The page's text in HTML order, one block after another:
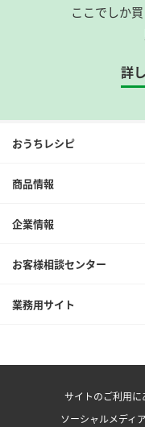
ここでしか
詳
おうちレシピ
商品情報
企業情報
お客様相談センター
業務用サイト
サイトのご利用
ソーシャルメディ